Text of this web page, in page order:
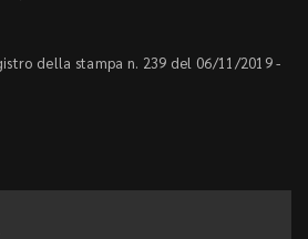
della stampa n. 239 del 06/11/2019 -